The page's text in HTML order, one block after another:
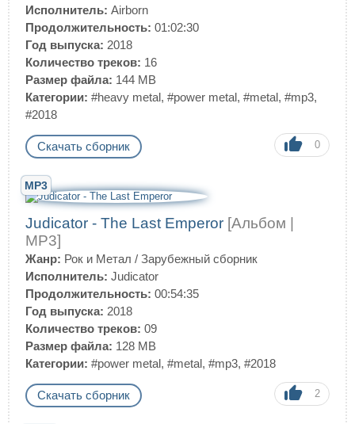
Исполнитель: Airborn
Продолжительность: 01:02:30
Год выпуска: 2018
Количество треков: 16
Размер файла: 144 MB
Категории: #heavy metal, #power metal, #metal, #mp3,
#2018
Скачать сборник 0
MP3
Judicator - The Last Emperor [Альбом |
MP3]
Жанр: Рок и Метал / Зарубежный сборник
Исполнитель: Judicator
Продолжительность: 00:54:35
Год выпуска: 2018
Количество треков: 09
Размер файла: 128 MB
Категории: #power metal, #metal, #mp3, #2018
Скачать сборник 2